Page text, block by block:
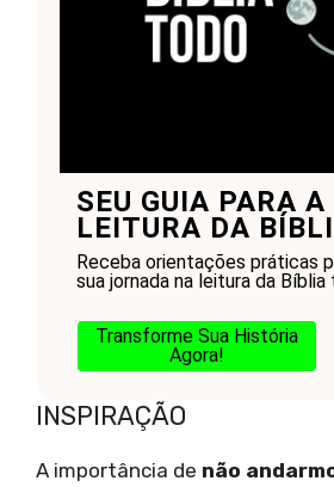
SEU GUIA PARA A
LEITURA DA
Receba orientações práticas
sua jornada na leitura da
Transforme Sua História
Agora!
INSPIRAÇÃO
A importância de não